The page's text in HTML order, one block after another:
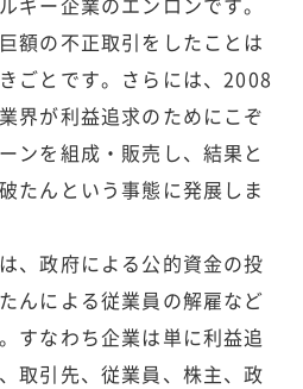
額の不正取引をしたことは
ごとです。さらには、2008
界が利益追求のためにこぞ
ンを組成・販売し、結果と
たんという事態に発展しま
、政府による公的資金の投
んによる従業員の解雇など
すなわち企業は単に利益追
取引先、従業員、株主、政